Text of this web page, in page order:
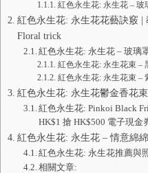
紅色永生花: 永生花 –
紅色永生花: 永生花花藝訣竅 |
Floral trick
紅色永生花: 永生花 – 玻璃
紅色永生花: 永生花束 –
紅色永生花: 永生花束 –
紅色永生花: 永生花鬱金香花束
紅色永生花: Pinkoi Black
HK$1 搶 HK$500 電子現
紅色永生花: 永生花 – 情意綿
紅色永生花: 永生花推薦與
相關文章: